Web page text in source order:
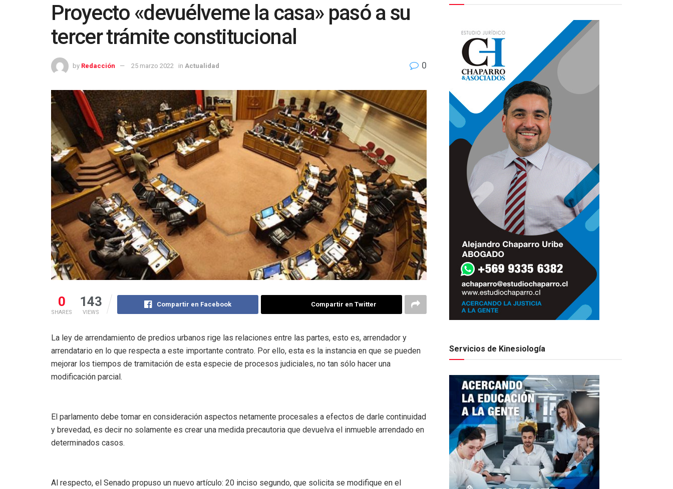
Proyecto «devuélveme la casa» pasó a su
tercer trámite constitucional
by Redacción 25 marzo 2022 in Actualidad 0
0
SHARES
143
VIEWS
Compartir en Facebook Compartir en Twitter
La ley de arrendamiento de predios urbanos rige las relaciones entre las partes, esto es, arrendador y
arrendatario en lo que respecta a este importante contrato. Por ello, esta es la instancia en que se pueden
mejorar los tiempos de tramitación de esta especie de procesos judiciales, no tan sólo hacer una
modificación parcial.
El parlamento debe tomar en consideración aspectos netamente procesales a efectos de darle continuidad
y brevedad, es decir no solamente es crear una medida precautoria que devuelva el inmueble arrendado en
determinados casos.
Al respecto, el Senado propuso un nuevo artículo: 20 inciso segundo, que solicita se modifique en el
Servicios de Kinesiología